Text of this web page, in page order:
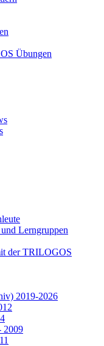
Übungen
Lerngruppen
der TRILOGOS
2019-2026
2009